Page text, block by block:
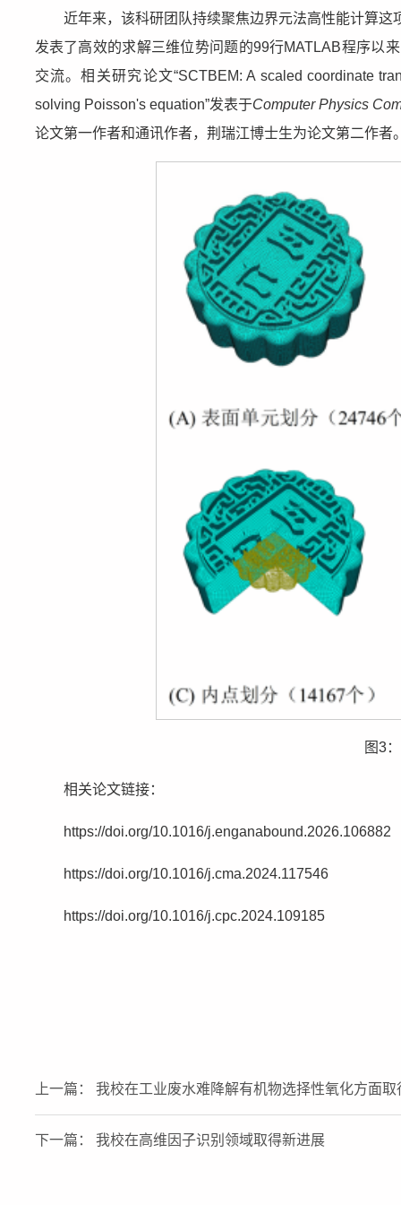
近年来，该科研团队持续聚焦边界元法高性能计算
发表了高效的求解三维位势问题的99行MATLAB程序以
交流。相关研究论文“SCTBEM: A scaled coordinate
solving Poisson's equation”发表于Computer Physics
论文第一作者和通讯作者，荆瑞江博士生为论文第二作者
图3
相关论文链接：
https://doi.org/10.1016/j.enganabound.2026.106882
https://doi.org/10.1016/j.cma.2024.117546
https://doi.org/10.1016/j.cpc.2024.109185
上一篇： 我校在工业废水难降解有机物选择性氧化方面取
下一篇： 我校在高维因子识别领域取得新进展